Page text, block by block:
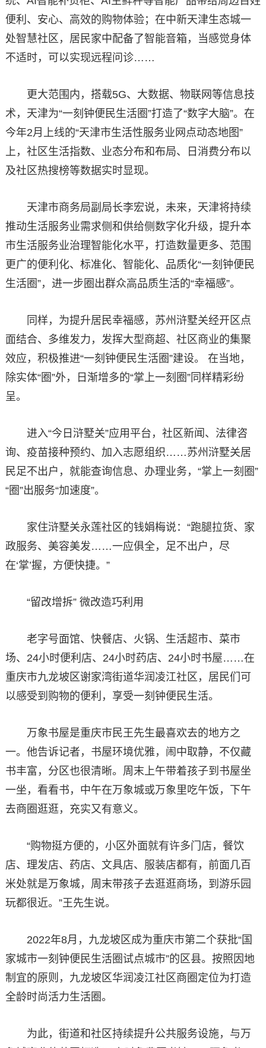
便利、安心、高效的购物体验；在中新天津生态城一
处智慧社区，居民家中配备了智能音箱，当感觉身体
不适时，可以实现远程问诊……
更大范围内，搭载5G、大数据、物联网等信息技
术，天津为“一刻钟便民生活圈”打造了“数字大脑”。在
今年2月上线的“天津市生活性服务业网点动态地图”
上，社区生活指数、业态分布和布局、日消费分布以
及社区热搜榜等数据实时显现。
天津市商务局副局长李宏说，未来，天津将持续
推动生活服务业需求侧和供给侧数字化升级，提升本
市生活服务业治理智能化水平，打造数量更多、范围
更广的便利化、标准化、智能化、品质化“一刻钟便民
生活圈”，进一步圈出群众高品质生活的“幸福感”。
同样，为提升居民幸福感，苏州浒墅关经开区点
面结合、多维发力，发挥大型商超、社区商业的集聚
效应，积极推进“一刻钟便民生活圈”建设。 在当地，
除实体“圈”外，日渐增多的“掌上一刻圈”同样精彩纷
呈。
进入“今日浒墅关”应用平台，社区新闻、法律咨
询、疫苗接种预约、加入志愿组织……苏州浒墅关居
民足不出户，就能查询信息、办理业务，“掌上一刻圈”
“圈”出服务“加速度”。
家住浒墅关永莲社区的钱娟梅说：“跑腿拉货、家
政服务、美容美发……一应俱全，足不出户，尽
在‘掌’握，方便快捷。”
“留改增拆” 微改造巧利用
老字号面馆、快餐店、火锅、生活超市、菜市
场、24小时便利店、24小时药店、24小时书屋……在
重庆市九龙坡区谢家湾街道华润凌江社区，居民们可
以感受到购物的便利，享受一刻钟便民生活。
万象书屋是重庆市民王先生最喜欢去的地方之
一。他告诉记者，书屋环境优雅，闹中取静，不仅藏
书丰富，分区也很清晰。周末上午带着孩子到书屋坐
一坐，看看书，中午在万象城或万象里吃午饭，下午
去商圈逛逛，充实又有意义。
“购物挺方便的，小区外面就有许多门店，餐饮
店、理发店、药店、文具店、服装店都有，前面几百
米处就是万象城，周末带孩子去逛逛商场，到游乐园
玩都很近。”王先生说。
2022年8月，九龙坡区成为重庆市第二个获批“国
家城市一刻钟便民生活圈试点城市”的区县。按照因地
制宜的原则，九龙坡区华润凌江社区商圈定位为打造
全龄时尚活力生活圈。
为此，街道和社区持续提升公共服务设施，与万